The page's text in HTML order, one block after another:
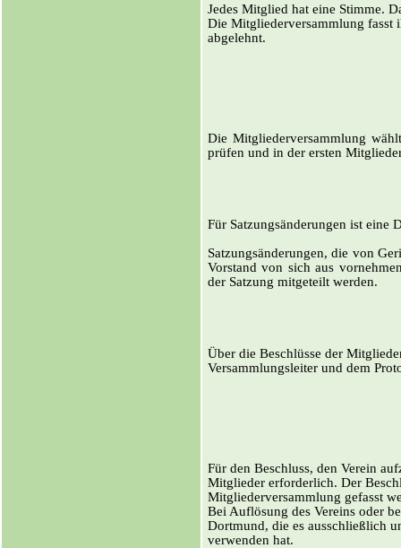
Jedes Mitglied hat eine Stimme.
Die Mitgliederversammlung fasst
abgelehnt.
Die Mitgliederversammlung
prüfen und in der ersten
Für Satzungsänderungen ist eine
Satzungsänderungen, die von
Vorstand von sich aus
der Satzung mitgeteilt werden.
Über die Beschlüsse der
Versammlungsleiter und dem
Für den Beschluss, den Verein
Mitglieder erforderlich. Der
Mitgliederversammlung gefasst
Bei Auflösung des Vereins oder
Dortmund, die es ausschließlich
verwenden hat.